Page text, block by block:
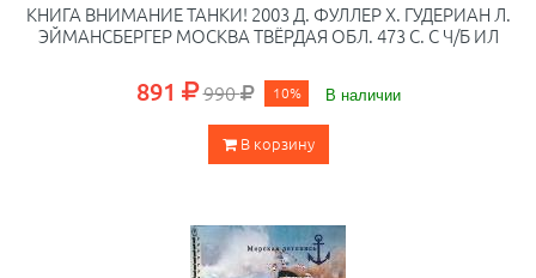
КНИГА ВНИМАНИЕ ТАНКИ! 2003 Д. ФУЛЛЕР Х. ГУДЕРИАН Л.
ЭЙМАНСБЕРГЕР МОСКВА ТВЁРДАЯ ОБЛ. 473 С. С Ч/Б ИЛ
891 990 10% В наличии
В корзину